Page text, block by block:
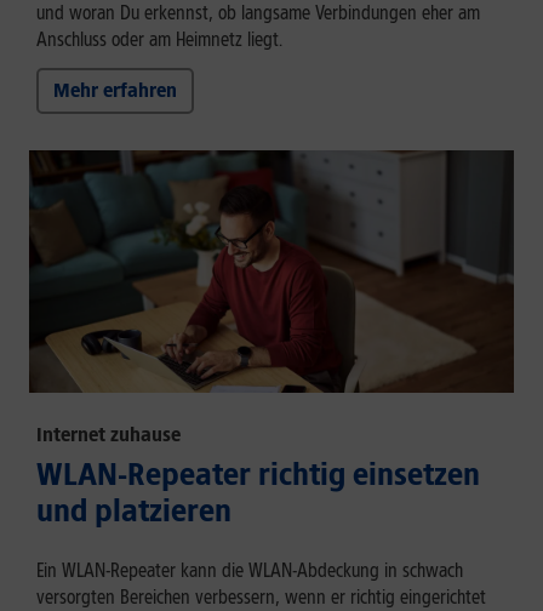
und woran Du erkennst, ob langsame Verbindungen eher am
Anschluss oder am Heimnetz liegt.
Mehr erfahren
Internet zuhause
WLAN-Repeater richtig einsetzen
und platzieren
Ein WLAN-Repeater kann die WLAN-Abdeckung in schwach
versorgten Bereichen verbessern, wenn er richtig eingerichtet